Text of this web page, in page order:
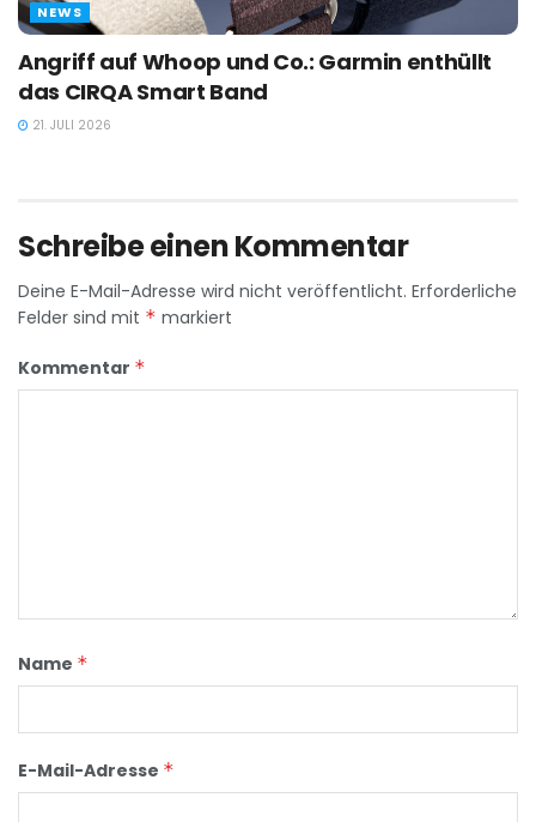
NEWS
Angriff auf Whoop und Co.: Garmin enthüllt
das CIRQA Smart Band
21. JULI 2026
Schreibe einen Kommentar
Deine E-Mail-Adresse wird nicht veröffentlicht. Erforderliche
Felder sind mit * markiert
Kommentar *
Name *
E-Mail-Adresse *